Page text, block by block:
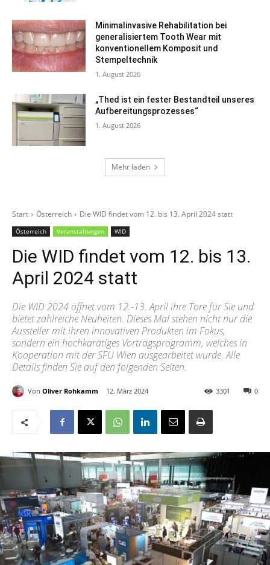
Minimalinvasive Rehabilitation bei
generalisiertem Tooth Wear mit
konventionellem Komposit und
Stempeltechnik
1. August 2026
„Thed ist ein fester Bestandteil unseres
Aufbereitungsprozesses“
1. August 2026
Mehr laden